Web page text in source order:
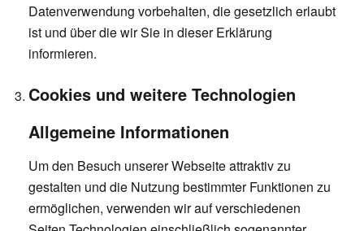
Datenverwendung vorbehalten, die gesetzlich erlaubt
ist und über die wir Sie in dieser Erklärung
informieren.
Cookies und weitere Technologien
Allgemeine Informationen
Um den Besuch unserer Webseite attraktiv zu
gestalten und die Nutzung bestimmter Funktionen zu
ermöglichen, verwenden wir auf verschiedenen